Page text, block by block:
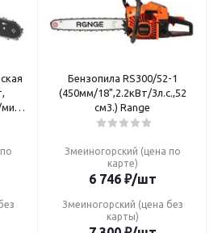
Бензопила RS300/52-1
(450мм/18",2.2кВт/3л.с.,52
см3.) Range
Змеиногорский (цена по
карте)
6 746₽/шт
Змеиногорский (цена без
карты)